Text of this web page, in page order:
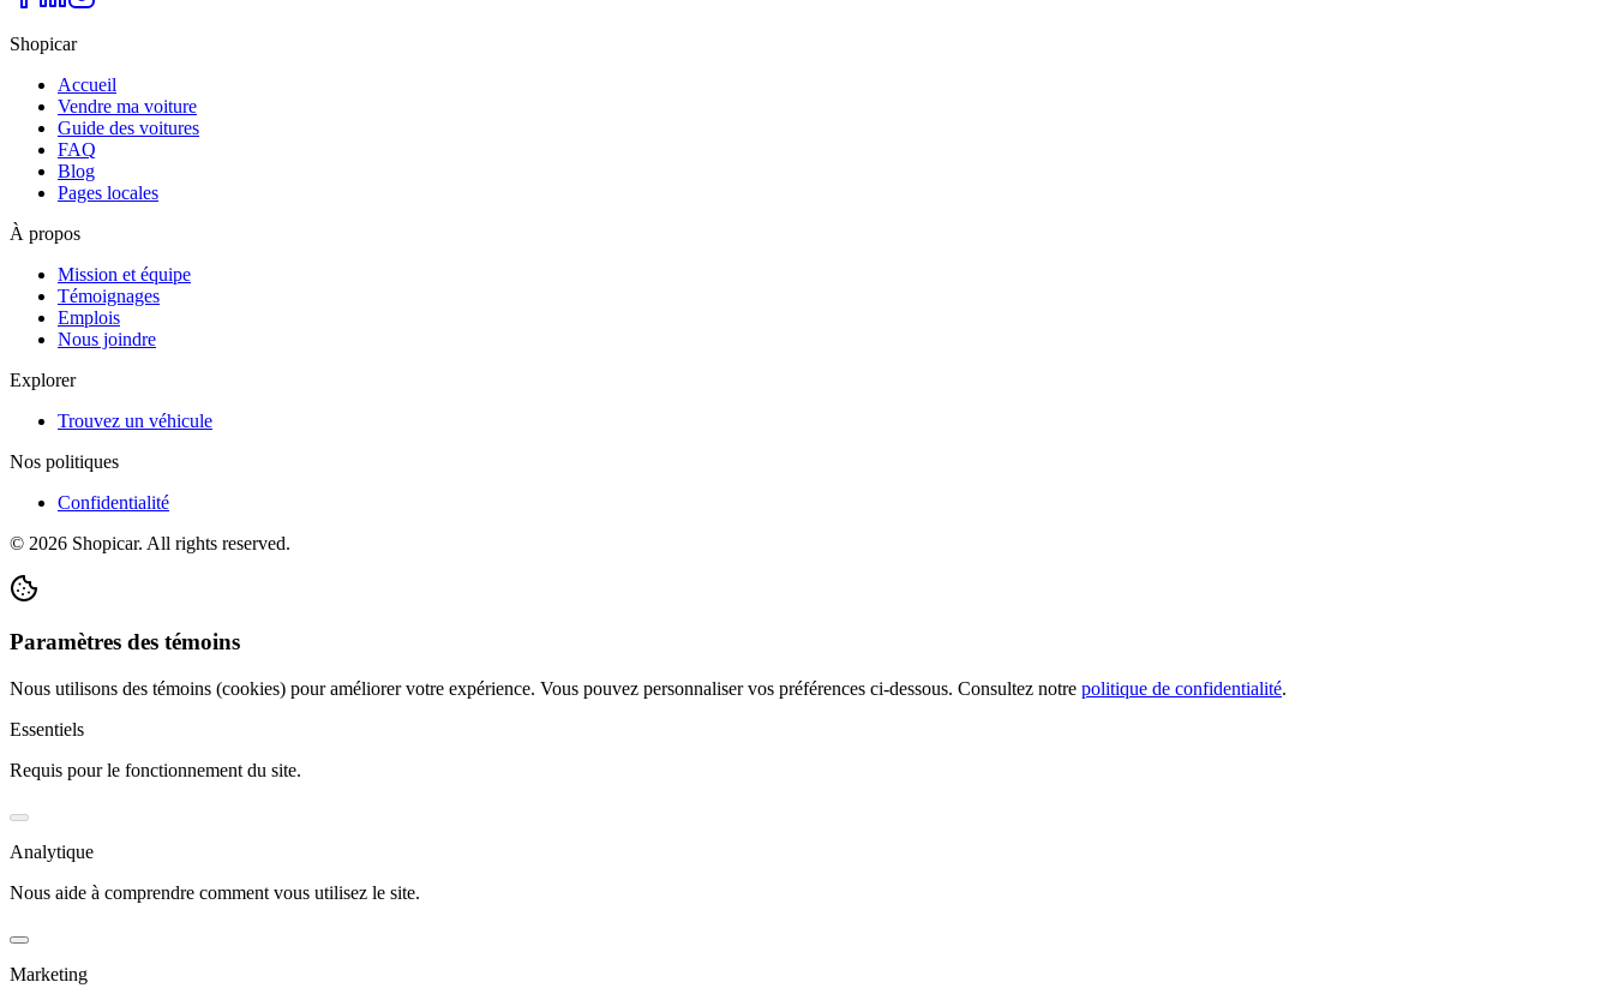
Shopicar
Accueil
Vendre ma voiture
Guide des voitures
FAQ
Blog
Pages locales
À propos
Mission et équipe
Témoignages
Emplois
Nous joindre
Explorer
Trouvez un véhicule
Nos politiques
Confidentialité
© 2026 Shopicar. All rights reserved.
Paramètres des témoins
Nous utilisons des témoins (cookies) pour améliorer votre expérience. Vous pouvez personnaliser vos préférences ci-dessous. Consultez notre politique de confidentialité.
Essentiels
Requis pour le fonctionnement du site.
Analytique
Nous aide à comprendre comment vous utilisez le site.
Marketing